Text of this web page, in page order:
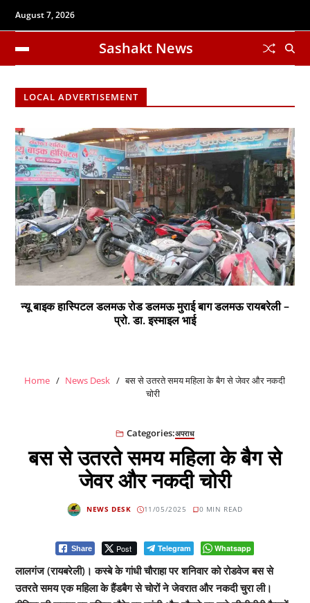
August 7, 2026
Sashakt News
LOCAL ADVERTISEMENT
न्यू बाइक हास्पिटल डलमऊ रोड डलमऊ मुराई बाग डलमऊ रायबरेली –
प्रो. डा. इस्माइल भाई
Home News Desk
बस से उतरते समय महिला के बैग से जेवर और नकदी
चोरी
Categories:अपराध
बस से उतरते समय महिला के बैग से
जेवर और नकदी चोरी
NEWS DESK 11/05/2025 0 MIN READ
Share Post Telegram Whatsapp
लालगंज (रायबरेली)। कस्बे के गांधी चौराहा पर शनिवार को रोडवेज बस से
उतरते समय एक महिला के हैंडबैग से चोरों ने जेवरात और नकदी चुरा ली।